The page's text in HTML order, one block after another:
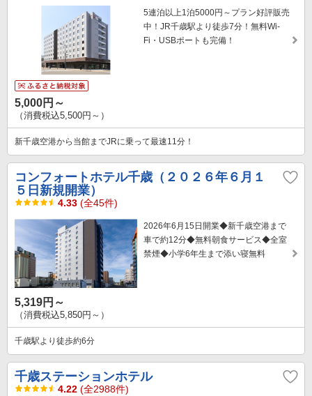
5連泊以上1泊5000円～プラン好評販売
中！JR千歳駅より徒歩7分！無料Wi-
Fi・USBポートも完備！
5,000円～
（消費税込5,500円～）
新千歳空港から当館までJRに乗って最速11分！
コンフォートホテル千歳（２０２６年６月１
５日新規開業）
4.33 (全45件)
2026年6月15日開業◆新千歳空港まで
車で約12分◆無料朝食サービス◆全室
禁煙◆小学6年生まで添い寝無料
5,319円～
（消費税込5,850円～）
千歳駅より徒歩約6分
千歳ステーションホテル
4.22 (全2988件)